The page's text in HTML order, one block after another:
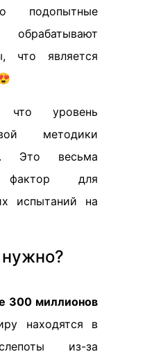
подопытные
что является
что уровень
методики
Это весьма
фактор для
испытаний на
300 миллионов
находятся в
из-за